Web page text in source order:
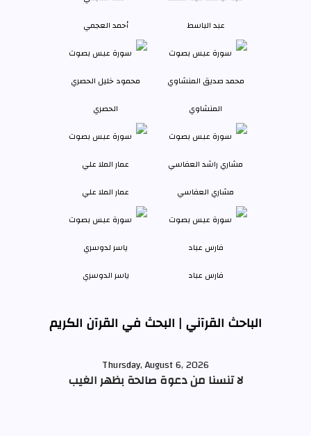
عبد الباسط أحمد العجمي
المنشاوي الحصري
مشاري العفاسي عمار الملا علي
فارس عباد ياسر الدوسري
الباحث القرآني | البحث في القرآن الكريم
Thursday, August 6, 2026
لا تنسنا من دعوة صالحة بظهر الغيب